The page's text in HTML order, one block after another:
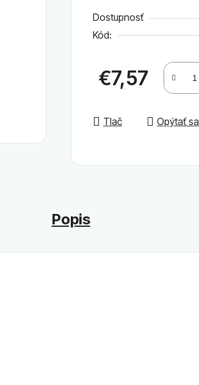
produktu
je
Dostupnosť
Kód:
€7,57
Jednotková cena:
Tlač Opýtať sa
Popis